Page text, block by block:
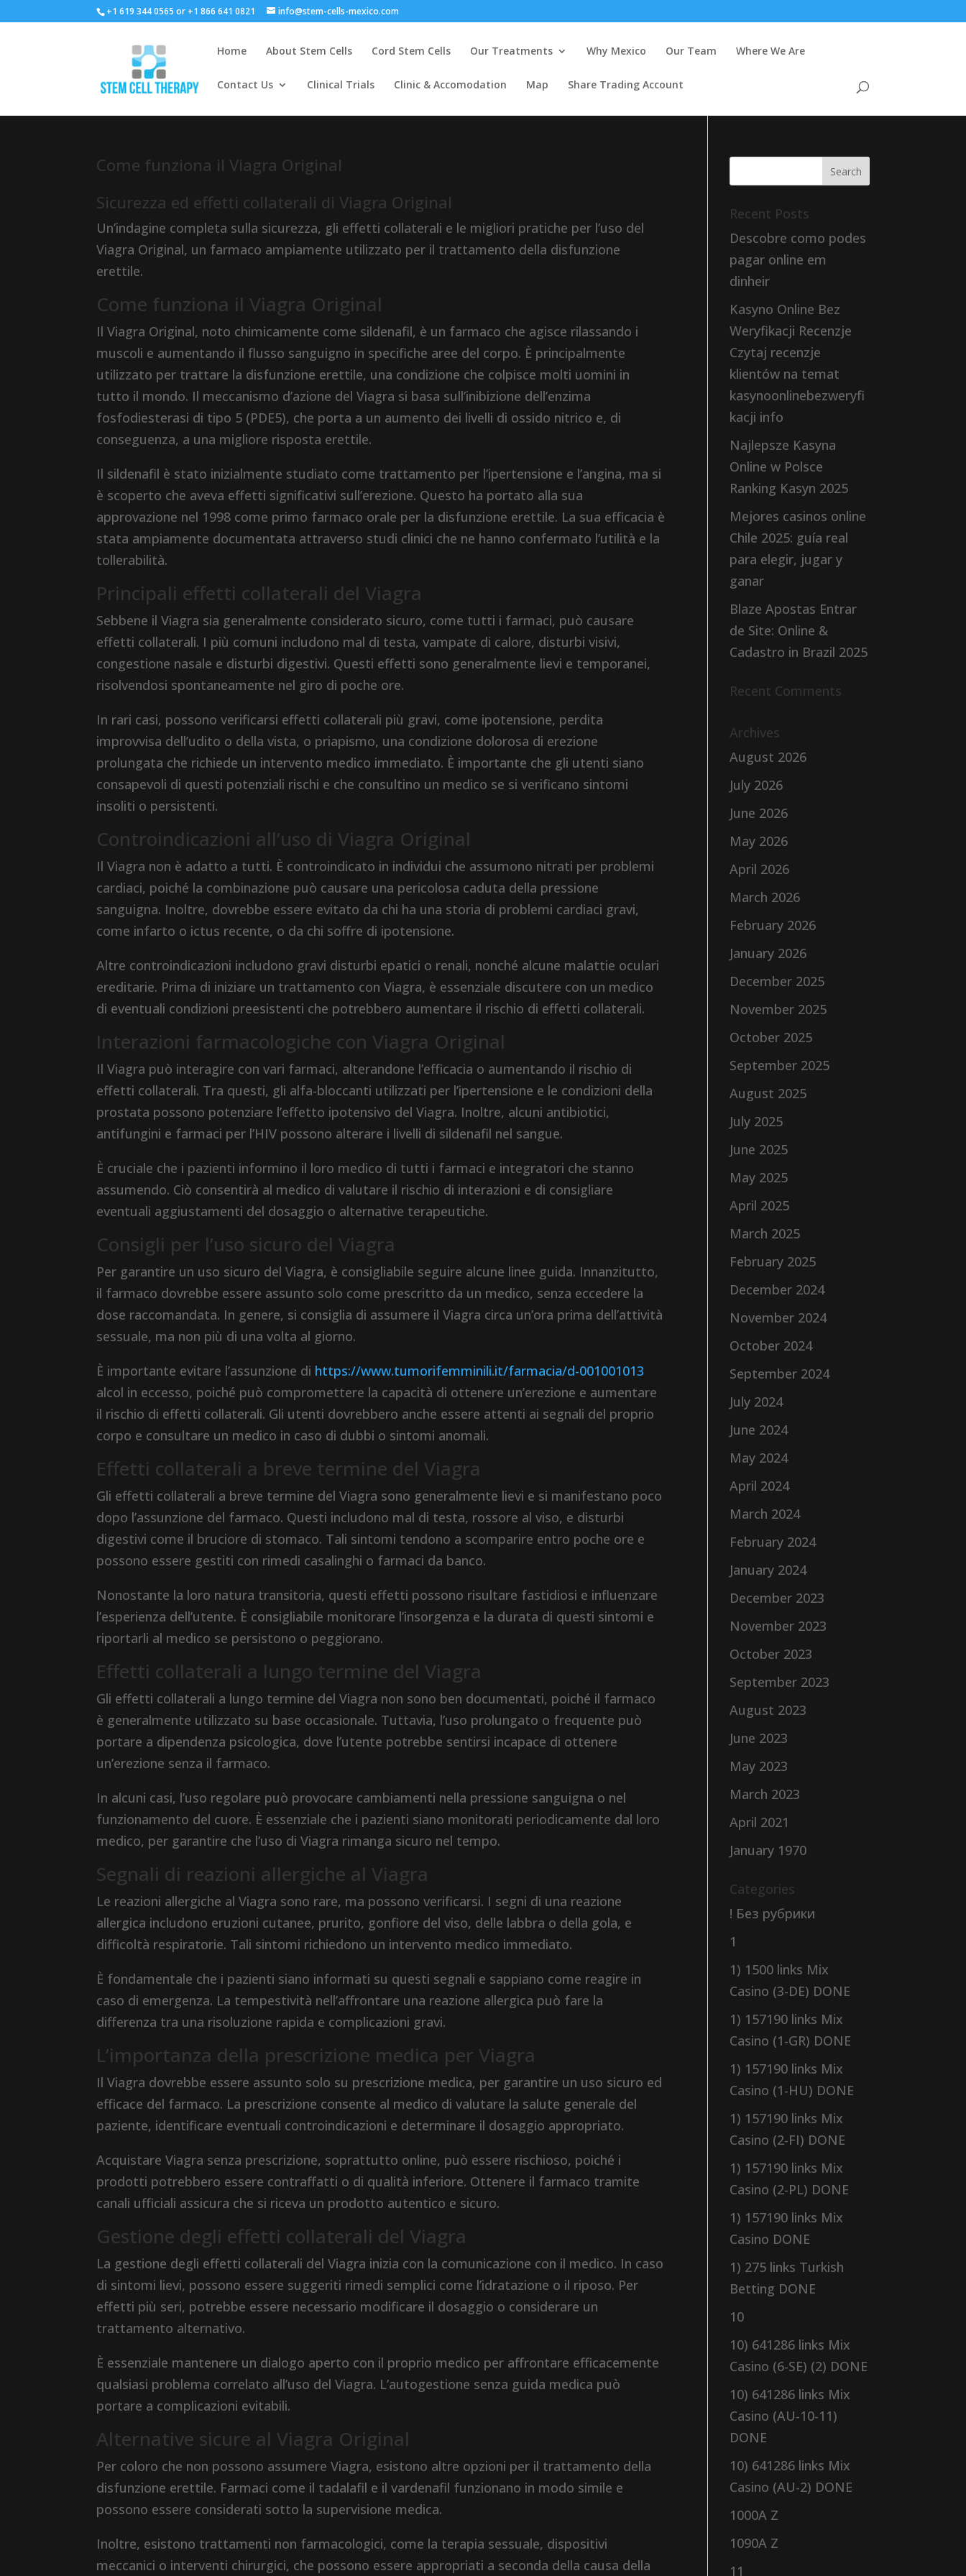
+1 619 344 0565 or +1 866 641 0821 info@stem-cells-mexico.com
Home About Stem Cells Cord Stem Cells Our Treatments Why Mexico Our Team Where We Are
Contact Us Clinical Trials Clinic & Accomodation Map Share Trading Account
Come funziona il Viagra Original
Sicurezza ed effetti collaterali di Viagra Original
Un’indagine completa sulla sicurezza, gli effetti collaterali e le migliori pratiche per l’uso del
Viagra Original, un farmaco ampiamente utilizzato per il trattamento della disfunzione
erettile.
Come funziona il Viagra Original
Il Viagra Original, noto chimicamente come sildenafil, è un farmaco che agisce rilassando i
muscoli e aumentando il flusso sanguigno in specifiche aree del corpo. È principalmente
utilizzato per trattare la disfunzione erettile, una condizione che colpisce molti uomini in
tutto il mondo. Il meccanismo d’azione del Viagra si basa sull’inibizione dell’enzima
fosfodiesterasi di tipo 5 (PDE5), che porta a un aumento dei livelli di ossido nitrico e, di
conseguenza, a una migliore risposta erettile.
Il sildenafil è stato inizialmente studiato come trattamento per l’ipertensione e l’angina, ma si
è scoperto che aveva effetti significativi sull’erezione. Questo ha portato alla sua
approvazione nel 1998 come primo farmaco orale per la disfunzione erettile. La sua efficacia è
stata ampiamente documentata attraverso studi clinici che ne hanno confermato l’utilità e la
tollerabilità.
Principali effetti collaterali del Viagra
Sebbene il Viagra sia generalmente considerato sicuro, come tutti i farmaci, può causare
effetti collaterali. I più comuni includono mal di testa, vampate di calore, disturbi visivi,
congestione nasale e disturbi digestivi. Questi effetti sono generalmente lievi e temporanei,
risolvendosi spontaneamente nel giro di poche ore.
In rari casi, possono verificarsi effetti collaterali più gravi, come ipotensione, perdita
improvvisa dell’udito o della vista, o priapismo, una condizione dolorosa di erezione
prolungata che richiede un intervento medico immediato. È importante che gli utenti siano
consapevoli di questi potenziali rischi e che consultino un medico se si verificano sintomi
insoliti o persistenti.
Controindicazioni all’uso di Viagra Original
Il Viagra non è adatto a tutti. È controindicato in individui che assumono nitrati per problemi
cardiaci, poiché la combinazione può causare una pericolosa caduta della pressione
sanguigna. Inoltre, dovrebbe essere evitato da chi ha una storia di problemi cardiaci gravi,
come infarto o ictus recente, o da chi soffre di ipotensione.
Altre controindicazioni includono gravi disturbi epatici o renali, nonché alcune malattie oculari
ereditarie. Prima di iniziare un trattamento con Viagra, è essenziale discutere con un medico
di eventuali condizioni preesistenti che potrebbero aumentare il rischio di effetti collaterali.
Interazioni farmacologiche con Viagra Original
Il Viagra può interagire con vari farmaci, alterandone l’efficacia o aumentando il rischio di
effetti collaterali. Tra questi, gli alfa-bloccanti utilizzati per l’ipertensione e le condizioni della
prostata possono potenziare l’effetto ipotensivo del Viagra. Inoltre, alcuni antibiotici,
antifungini e farmaci per l’HIV possono alterare i livelli di sildenafil nel sangue.
È cruciale che i pazienti informino il loro medico di tutti i farmaci e integratori che stanno
assumendo. Ciò consentirà al medico di valutare il rischio di interazioni e di consigliare
eventuali aggiustamenti del dosaggio o alternative terapeutiche.
Consigli per l’uso sicuro del Viagra
Per garantire un uso sicuro del Viagra, è consigliabile seguire alcune linee guida. Innanzitutto,
il farmaco dovrebbe essere assunto solo come prescritto da un medico, senza eccedere la
dose raccomandata. In genere, si consiglia di assumere il Viagra circa un’ora prima dell’attività
sessuale, ma non più di una volta al giorno.
È importante evitare l’assunzione di https://www.tumorifemminili.it/farmacia/d-001001013
alcol in eccesso, poiché può compromettere la capacità di ottenere un’erezione e aumentare
il rischio di effetti collaterali. Gli utenti dovrebbero anche essere attenti ai segnali del proprio
corpo e consultare un medico in caso di dubbi o sintomi anomali.
Effetti collaterali a breve termine del Viagra
Gli effetti collaterali a breve termine del Viagra sono generalmente lievi e si manifestano poco
dopo l’assunzione del farmaco. Questi includono mal di testa, rossore al viso, e disturbi
digestivi come il bruciore di stomaco. Tali sintomi tendono a scomparire entro poche ore e
possono essere gestiti con rimedi casalinghi o farmaci da banco.
Nonostante la loro natura transitoria, questi effetti possono risultare fastidiosi e influenzare
l’esperienza dell’utente. È consigliabile monitorare l’insorgenza e la durata di questi sintomi e
riportarli al medico se persistono o peggiorano.
Effetti collaterali a lungo termine del Viagra
Gli effetti collaterali a lungo termine del Viagra non sono ben documentati, poiché il farmaco
è generalmente utilizzato su base occasionale. Tuttavia, l’uso prolungato o frequente può
portare a dipendenza psicologica, dove l’utente potrebbe sentirsi incapace di ottenere
un’erezione senza il farmaco.
In alcuni casi, l’uso regolare può provocare cambiamenti nella pressione sanguigna o nel
funzionamento del cuore. È essenziale che i pazienti siano monitorati periodicamente dal loro
medico, per garantire che l’uso di Viagra rimanga sicuro nel tempo.
Segnali di reazioni allergiche al Viagra
Le reazioni allergiche al Viagra sono rare, ma possono verificarsi. I segni di una reazione
allergica includono eruzioni cutanee, prurito, gonfiore del viso, delle labbra o della gola, e
difficoltà respiratorie. Tali sintomi richiedono un intervento medico immediato.
È fondamentale che i pazienti siano informati su questi segnali e sappiano come reagire in
caso di emergenza. La tempestività nell’affrontare una reazione allergica può fare la
differenza tra una risoluzione rapida e complicazioni gravi.
L’importanza della prescrizione medica per Viagra
Il Viagra dovrebbe essere assunto solo su prescrizione medica, per garantire un uso sicuro ed
efficace del farmaco. La prescrizione consente al medico di valutare la salute generale del
paziente, identificare eventuali controindicazioni e determinare il dosaggio appropriato.
Acquistare Viagra senza prescrizione, soprattutto online, può essere rischioso, poiché i
prodotti potrebbero essere contraffatti o di qualità inferiore. Ottenere il farmaco tramite
canali ufficiali assicura che si riceva un prodotto autentico e sicuro.
Gestione degli effetti collaterali del Viagra
La gestione degli effetti collaterali del Viagra inizia con la comunicazione con il medico. In caso
di sintomi lievi, possono essere suggeriti rimedi semplici come l’idratazione o il riposo. Per
effetti più seri, potrebbe essere necessario modificare il dosaggio o considerare un
trattamento alternativo.
È essenziale mantenere un dialogo aperto con il proprio medico per affrontare efficacemente
qualsiasi problema correlato all’uso del Viagra. L’autogestione senza guida medica può
portare a complicazioni evitabili.
Alternative sicure al Viagra Original
Per coloro che non possono assumere Viagra, esistono altre opzioni per il trattamento della
disfunzione erettile. Farmaci come il tadalafil e il vardenafil funzionano in modo simile e
possono essere considerati sotto la supervisione medica.
Inoltre, esistono trattamenti non farmacologici, come la terapia sessuale, dispositivi
meccanici o interventi chirurgici, che possono essere appropriati a seconda della causa della
Recent Posts
Descobre como podes
pagar online em
dinheir
Kasyno Online Bez
Weryfikacji Recenzje
Czytaj recenzje
klientów na temat
kasynoonlinebezweryfi
kacji info
Najlepsze Kasyna
Online w Polsce
Ranking Kasyn 2025
Mejores casinos online
Chile 2025: guía real
para elegir, jugar y
ganar
Blaze Apostas Entrar
de Site: Online &
Cadastro in Brazil 2025
Recent Comments
Archives
August 2026
July 2026
June 2026
May 2026
April 2026
March 2026
February 2026
January 2026
December 2025
November 2025
October 2025
September 2025
August 2025
July 2025
June 2025
May 2025
April 2025
March 2025
February 2025
December 2024
November 2024
October 2024
September 2024
July 2024
June 2024
May 2024
April 2024
March 2024
February 2024
January 2024
December 2023
November 2023
October 2023
September 2023
August 2023
June 2023
May 2023
March 2023
April 2021
January 1970
Categories
! Без рубрики
1
1) 1500 links Mix
Casino (3-DE) DONE
1) 157190 links Mix
Casino (1-GR) DONE
1) 157190 links Mix
Casino (1-HU) DONE
1) 157190 links Mix
Casino (2-FI) DONE
1) 157190 links Mix
Casino (2-PL) DONE
1) 157190 links Mix
Casino DONE
1) 275 links Turkish
Betting DONE
10
10) 641286 links Mix
Casino (6-SE) (2) DONE
10) 641286 links Mix
Casino (AU-10-11)
DONE
10) 641286 links Mix
Casino (AU-2) DONE
1000A Z
1090A Z
11